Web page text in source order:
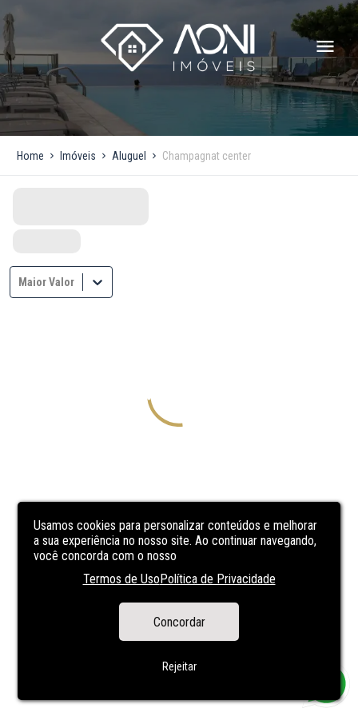
Usamos cookies para personalizar conteúdos e melhorar
a sua experiência no nosso site. Ao continuar navegando,
você concorda com o nosso
Termos de UsoPolítica de Privacidade
Concordar
Rejeitar
Home Imóveis Aluguel Champagnat center
Maior Valor